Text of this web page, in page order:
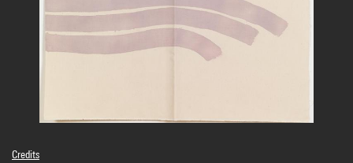
Credits